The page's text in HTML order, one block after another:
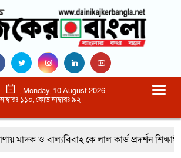
, Monday, 10 August 2026
১১০, কোড নাম্বারঃ ৯২
ও বাল্যবিবাহ কে লাল কার্ড প্রদর্শন শিক্ষার্থীদের